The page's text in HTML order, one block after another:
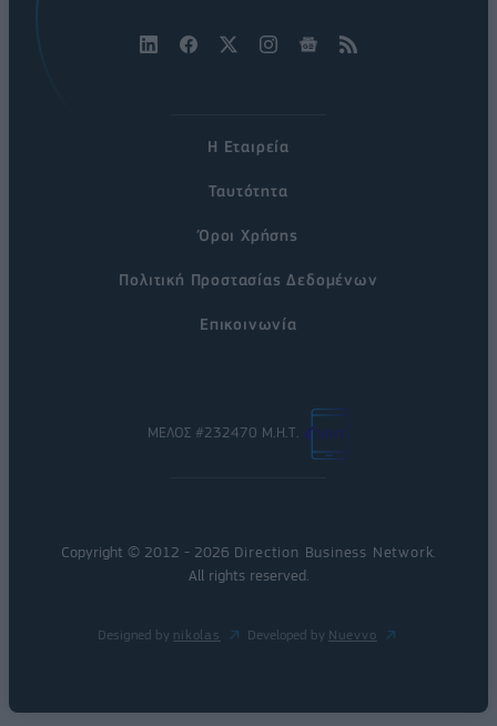
Η Εταιρεία
Ταυτότητα
Όροι Χρήσης
Πολιτική Προστασίας Δεδομένων
Επικοινωνία
ΜΕΛΟΣ #232470 Μ.Η.Τ.
Copyright © 2012 - 2026 Direction Business Network
All rights reserved.
Designed by nikolas Developed by Nuevvo